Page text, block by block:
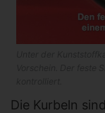
Die Kurbeln